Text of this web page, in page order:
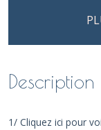
Description
1/ Cliquez ici pour